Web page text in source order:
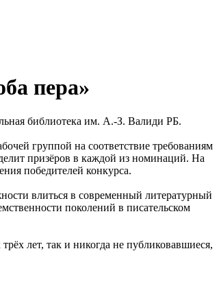
пера»
библиотека им. А.-З. Валиди РБ.
группой на соответствие требованиям
призёров в каждой из номинаций. На
победителей конкурса.
влиться в современный литературный
поколений в писательском
лет, так и никогда не публиковавшиеся,